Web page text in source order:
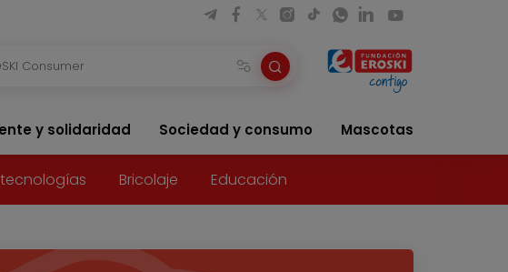
y solidaridad Sociedad y consumo Mascotas
Bricolaje Educación